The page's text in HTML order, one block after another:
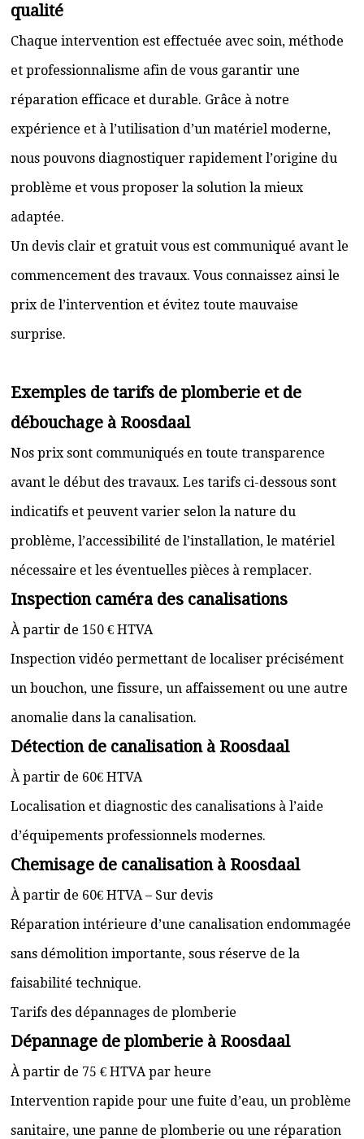
qualité
Chaque intervention est effectuée avec soin, méthode
et professionnalisme afin de vous garantir une
réparation efficace et durable. Grâce à notre
expérience et à l’utilisation d’un matériel moderne,
nous pouvons diagnostiquer rapidement l’origine du
problème et vous proposer la solution la mieux
adaptée.
Un devis clair et gratuit vous est communiqué avant le
commencement des travaux. Vous connaissez ainsi le
prix de l’intervention et évitez toute mauvaise
surprise.
Exemples de tarifs de plomberie et de
débouchage à Roosdaal
Nos prix sont communiqués en toute transparence
avant le début des travaux. Les tarifs ci-dessous sont
indicatifs et peuvent varier selon la nature du
problème, l’accessibilité de l’installation, le matériel
nécessaire et les éventuelles pièces à remplacer.
Inspection caméra des canalisations
À partir de 150 € HTVA
Inspection vidéo permettant de localiser précisément
un bouchon, une fissure, un affaissement ou une autre
anomalie dans la canalisation.
Détection de canalisation à Roosdaal
À partir de 60€ HTVA
Localisation et diagnostic des canalisations à l’aide
d’équipements professionnels modernes.
Chemisage de canalisation à Roosdaal
À partir de 60€ HTVA – Sur devis
Réparation intérieure d’une canalisation endommagée
sans démolition importante, sous réserve de la
faisabilité technique.
Tarifs des dépannages de plomberie
Dépannage de plomberie à Roosdaal
À partir de 75 € HTVA par heure
Intervention rapide pour une fuite d’eau, un problème
sanitaire, une panne de plomberie ou une réparation